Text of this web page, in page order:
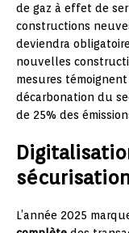
de gaz à effet de
constructions
deviendra
nouvelles
mesures
décarbonation du
de 25% des
L’année 2025